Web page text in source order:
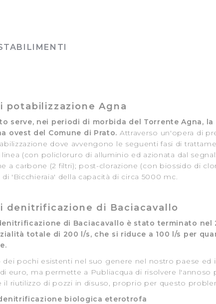
potabilizzazione Agna
serve, nei periodi di morbida del Torrente Agna,
ovest del Comune di Prato. Attraverso un'opera di
dove avvengono le seguenti fasi di
(con policloruro di alluminio ed azionata dal
a carbone (2 filtri); post-clorazione (con biossido di
'Bicchieraia' della capacità di circa 5000 mc.
denitrificazione di Baciacavallo
di Baciacavallo è stato terminato nel
totale di 200 l/s, che si riduce a 100 l/s per
dei pochi esistenti nel suo genere nel nostro paese
euro, ma permette a Publiacqua di risolvere
il riutilizzo di pozzi in disuso, proprio per questo
biologica eterotrofa